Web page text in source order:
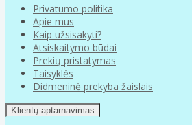
Privatumo politika
Apie mus
Kaip užsisakyti?
Atsiskaitymo būdai
Prekių pristatymas
Taisyklės
Didmeninė prekyba žaislais
Klientų aptarnavimas